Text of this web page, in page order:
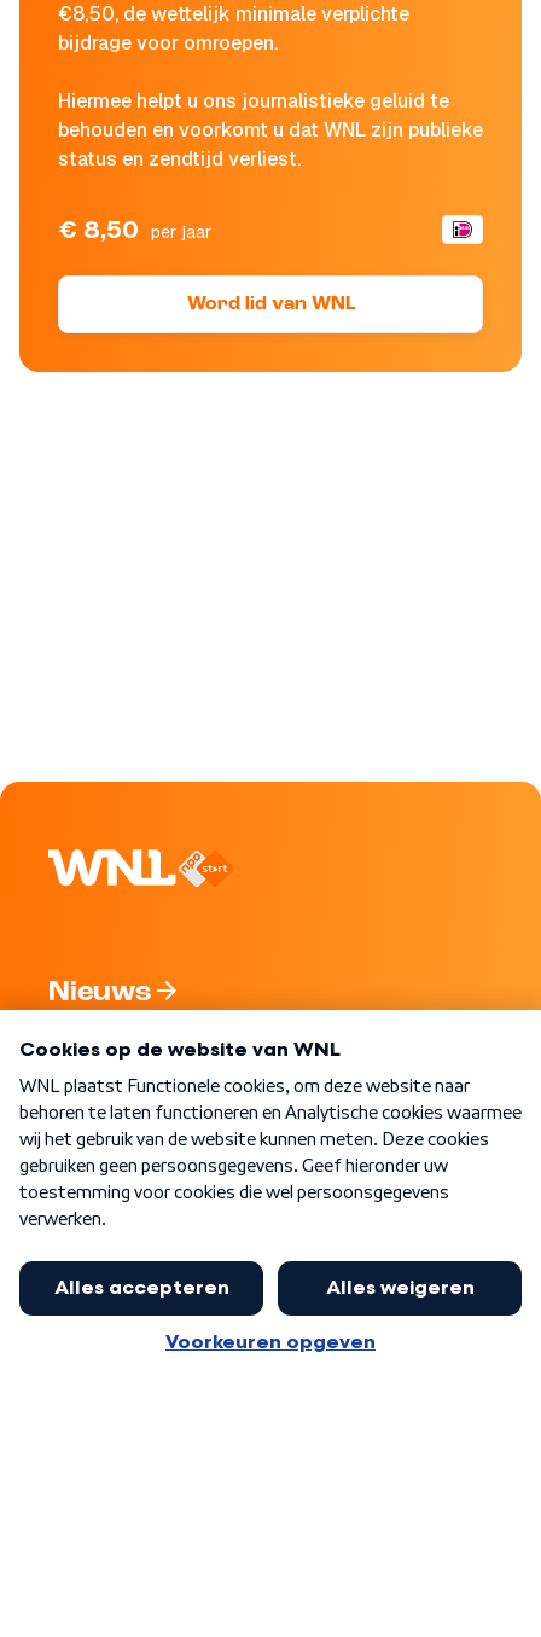
€8,50, de wettelijk minimale verplichte
bijdrage voor omroepen.
Hiermee helpt u ons journalistieke geluid te
behouden en voorkomt u dat WNL zijn publieke
status en zendtijd verliest.
€ 8,50 per jaar
Word lid van WNL
Nieuws
Nieuwsbrief
Word Lid